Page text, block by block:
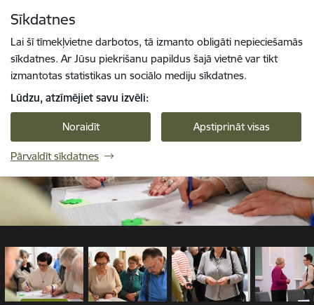
Sīkdatnes
Lai šī tīmekļvietne darbotos, tā izmanto obligāti nepieciešamās
sīkdatnes. Ar Jūsu piekrišanu papildus šajā vietnē var tikt
izmantotas statistikas un sociālo mediju sīkdatnes.
Lūdzu, atzīmējiet savu izvēli:
Noraidīt Apstiprināt visas
Pārvaldīt sīkdatnes
1 / 70